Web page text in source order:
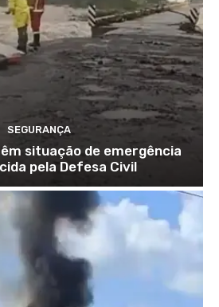
SEGURANÇA
situação de emergência
pela Defesa Civil